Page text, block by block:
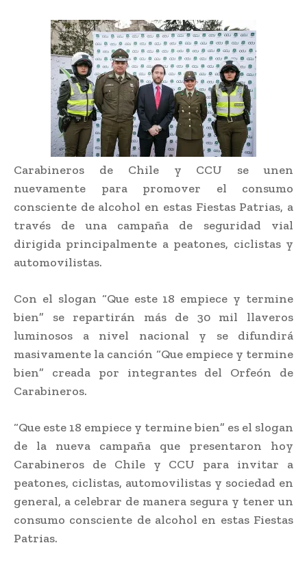
Carabineros de Chile y CCU se unen
nuevamente para promover el consumo
consciente de alcohol en estas Fiestas Patrias, a
través de una campaña de seguridad vial
dirigida principalmente a peatones, ciclistas y
automovilistas.
Con el slogan “Que este 18 empiece y termine
bien” se repartirán más de 30 mil llaveros
luminosos a nivel nacional y se difundirá
masivamente la canción “Que empiece y termine
bien” creada por integrantes del Orfeón de
Carabineros.
“Que este 18 empiece y termine bien” es el slogan
de la nueva campaña que presentaron hoy
Carabineros de Chile y CCU para invitar a
peatones, ciclistas, automovilistas y sociedad en
general, a celebrar de manera segura y tener un
consumo consciente de alcohol en estas Fiestas
Patrias.